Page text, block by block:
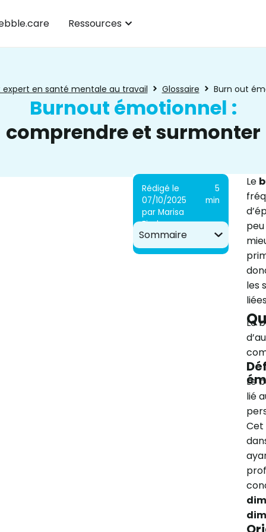
Ressources
expert en santé mentale au travail Glossaire Burn out
Burnout émotionnel :
comprendre et surmonter
Rédigé le
07/10/2025
par Marisa
Fischer
5
min
Sommaire
Le
les
Le
Le
lié
Cet